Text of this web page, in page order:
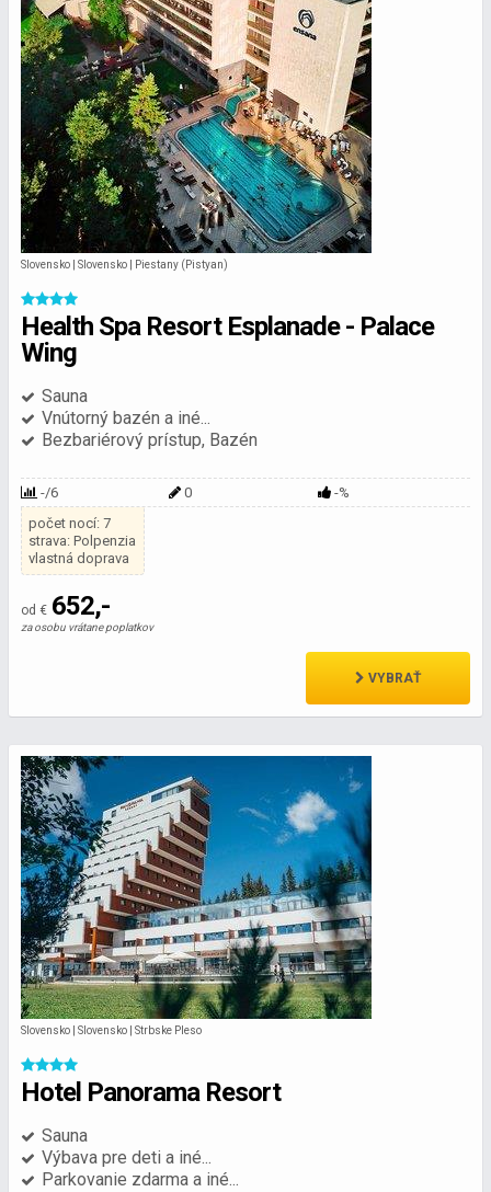
Slovensko | Slovensko | Piestany (Pistyan)
Health Spa Resort Esplanade - Palace
Wing
Sauna
Vnútorný bazén a iné...
Bezbariérový prístup, Bazén
-/6 0
-%
počet nocí: 7
strava: Polpenzia
vlastná doprava
od € 652,-
za osobu vrátane poplatkov
VYBRAŤ
Slovensko | Slovensko | Strbske Pleso
Hotel Panorama Resort
Sauna
Výbava pre deti a iné...
Parkovanie zdarma a iné...